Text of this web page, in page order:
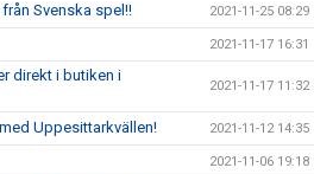
Svenska spel!! 2021-11-25 08:29
2021-11-17 16:31
direkt i butiken i
2021-11-17 11:32
Uppesittarkvällen! 2021-11-12 14:35
2021-11-06 19:18